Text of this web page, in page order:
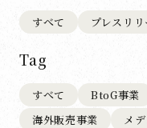
すべて プレスリリ
Tag
すべて BtoG事業
海外販売事業
メ